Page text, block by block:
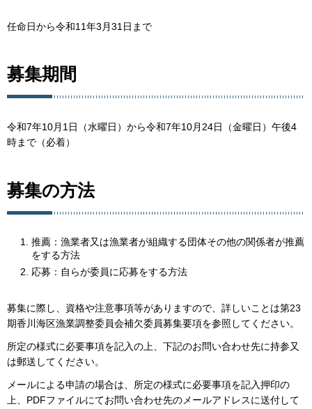
任命日から令和11年3月31日まで
募集期間
令和7年10月1日（水曜日）から令和7年10月24日（金曜日）午後4
時まで（必着）
募集の方法
推薦：漁業者又は漁業者が組織する団体その他の関係者が推薦
をする方法
応募：自らが委員に応募をする方法
募集に際し、資格や注意事項等がありますので、詳しいことは第23
期香川海区漁業調整委員会補欠委員募集要項を参照してください。
所定の様式に必要事項を記入の上、下記のお問い合わせ先に持参又
は郵送してください。
メールによる申請の場合は、所定の様式に必要事項を記入押印の
上、PDFファイルにてお問い合わせ先のメールアドレスに送付して